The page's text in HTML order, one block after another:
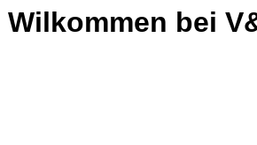
Wilkommen bei